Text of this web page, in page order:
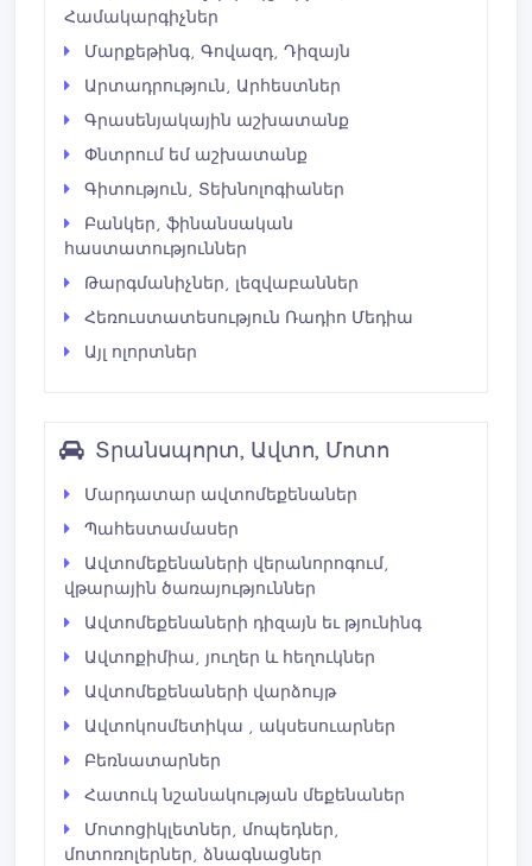
Համակարգիչներ
Մարքեթինգ, Գովազդ, Դիզայն
Արտադրություն, Արհեստներ
Գրասենյակային աշխատանք
Փնտրում եմ աշխատանք
Գիտություն, Տեխնոլոգիաներ
Բանկեր, ֆինանսական
հաստատություններ
Թարգմանիչներ, լեզվաբաններ
Հեռուստատեսություն Ռադիո Մեդիա
Այլ ոլորտներ
Տրանսպորտ, Ավտո, Մոտո
Մարդատար ավտոմեքենաներ
Պահեստամասեր
Ավտոմեքենաների վերանորոգում,
վթարային ծառայություններ
Ավտոմեքենաների դիզայն եւ թյունինգ
Ավտոքիմիա, յուղեր և հեղուկներ
Ավտոմեքենաների վարձույթ
Ավտոկոսմետիկա , ակսեսուարներ
Բեռնատարներ
Հատուկ նշանակության մեքենաներ
Մոտոցիկլետներ, մոպեդներ,
մոտոռոլերներ, ձնագնացներ